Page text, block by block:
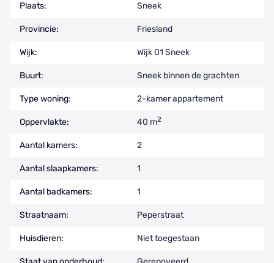
Plaats: Sneek
Provincie: Friesland
Wijk: Wijk 01 Sneek
Buurt: Sneek binnen de grachten
Type woning: 2-kamer appartement
Oppervlakte: 40 m2
Aantal kamers: 2
Aantal slaapkamers: 1
Aantal badkamers: 1
Straatnaam: Peperstraat
Huisdieren: Niet toegestaan